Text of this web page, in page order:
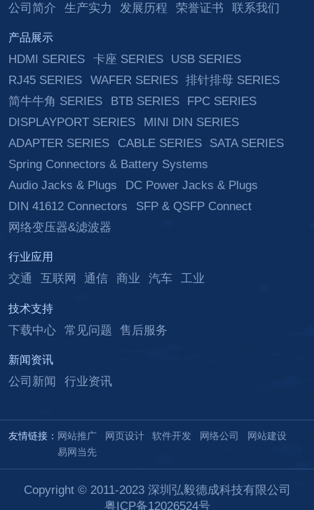
公司简介 生产实力 发展历程 荣誉证书 联系我们
产品展示
HDMI SERIES 卡座 SERIES
USB SERIES
RJ45 SERIES
WAFER SERIES
排针排母 SERIES
简牛牛角 SERIES
BTB SERIES
FPC SERIES
DISPLAYPORT SERIES
MINI DIN SERIES
ADAPTER SERIES
CABLE SERIES
SATA SERIES
Spring Connectors & Battery Systems
Audio Jacks & Plugs
DC Power Jacks & Plugs
DIN 41612 Connectors
SFP & QSFP Connect
网络变压器&滤波器
行业应用
交通 互联网 通信 商业 汽车 工业
技术支持
下载中心 常见问题 售后服务
新闻资讯
公司新闻 行业资讯
友情链接： 网站推广 网页设计 软件开发 网络公司
网站建设
易网当先
Copyright © 2011-2023 深圳弘毅德成科技有限公司
粤ICP备12026524号